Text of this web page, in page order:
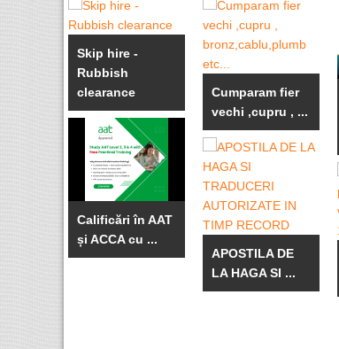
Skip hire -
Rubbish
clearance
Calificări în AAT
și ACCA cu ...
Cumparam fier
vechi ,cupru , ...
APOSTILA DE
LA HAGA SI ...